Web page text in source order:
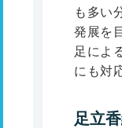
も多い
発展を
足によ
にも対
足立